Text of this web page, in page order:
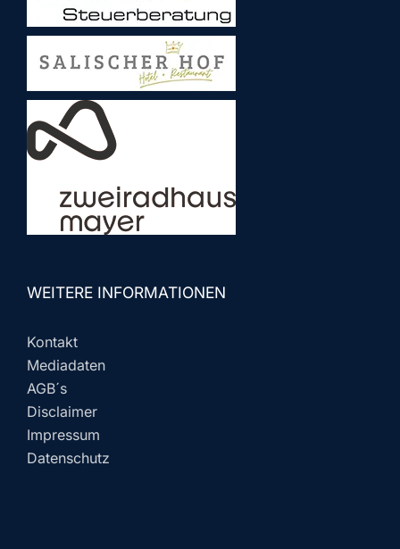
WEITERE INFORMATIONEN
Kontakt
Mediadaten
AGB´s
Disclaimer
Impressum
Datenschutz